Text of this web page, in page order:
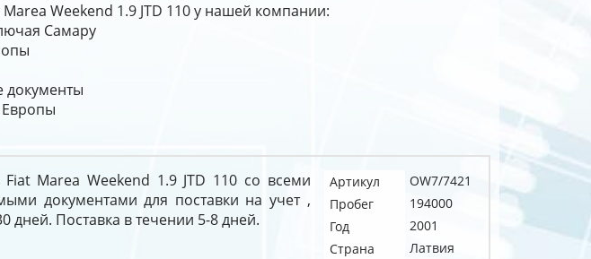
Weekend 1.9 JTD 110 у нашей компании:
Самару
документы
Европы
Fiat Marea Weekend 1.9 JTD 110 со всеми
документами для поставки на учет ,
дней. Поставка в течении 5-8 дней.
Артикул
OW7/7421
Пробег
194000
Год
2001
Страна
Латвия